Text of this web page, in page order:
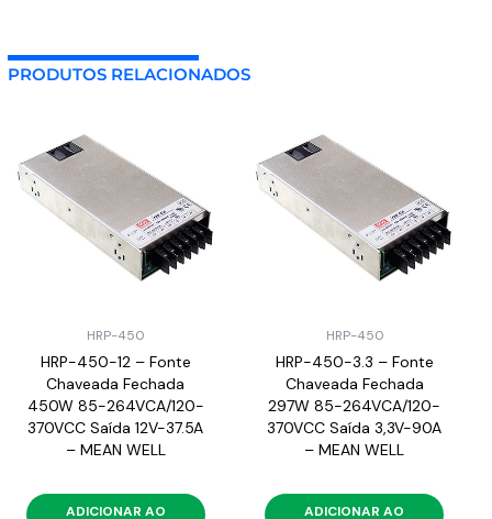
PRODUTOS RELACIONADOS
HRP-450
HRP-450-12 – Fonte
Chaveada Fechada
450W 85-264VCA/120-
370VCC Saída 12V-37.5A
– MEAN WELL
ADICIONAR AO
HRP-450
HRP-450-3.3 – Fonte
Chaveada Fechada
297W 85-264VCA/120-
370VCC Saída 3,3V-90A
– MEAN WELL
ADICIONAR AO